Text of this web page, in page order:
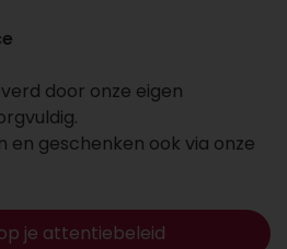
door onze eigen
en geschenken ook via onze
je attentiebeleid